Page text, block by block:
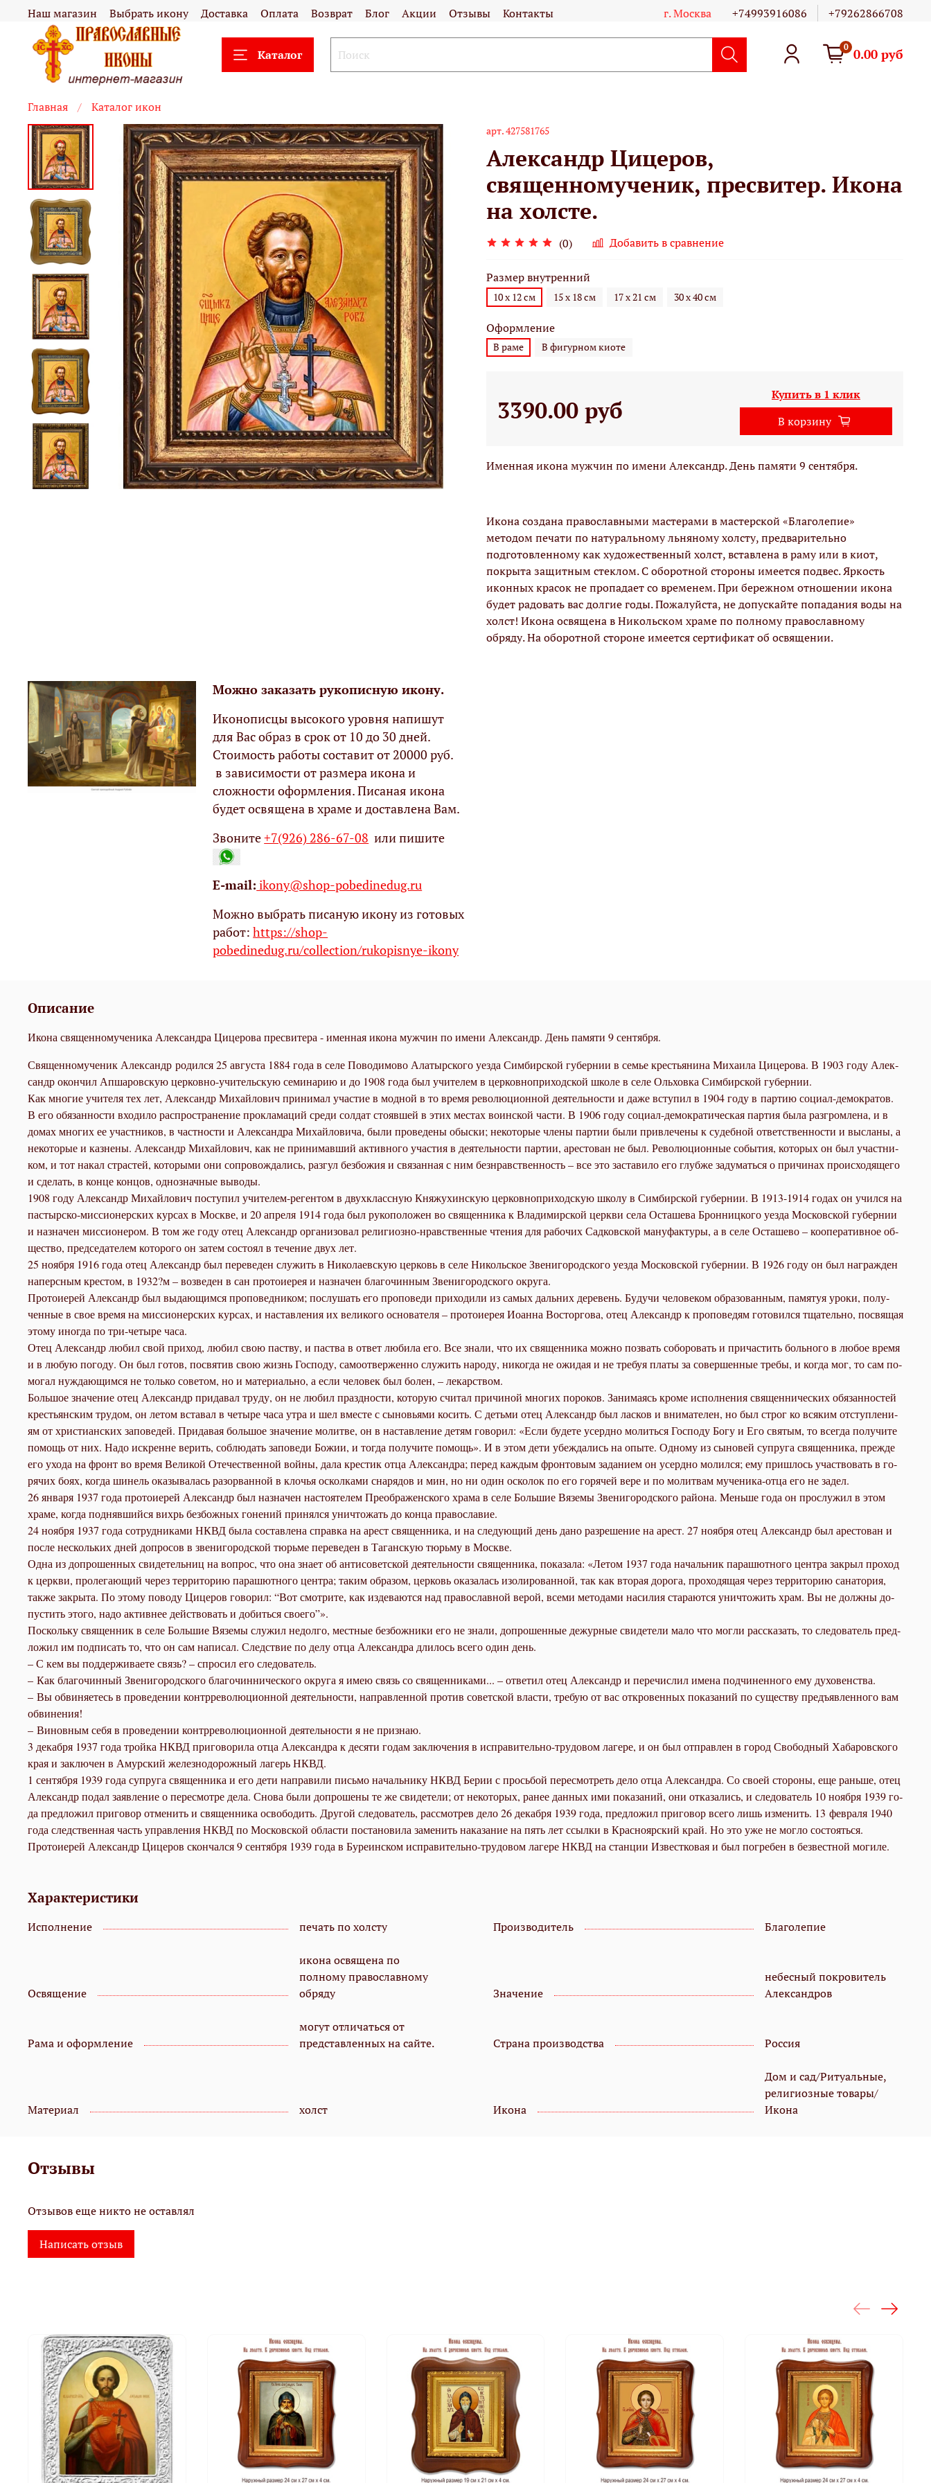
Наш магазин Выбрать икону Доставка Оплата Возврат Блог Акции Отзывы Контакты г. Москва +74993916086 +79262866708
Каталог
0 0.00 руб
Главная Каталог икон
арт.427581765
Александр Цицеров,
священномученик, пресвитер. Икона
на холсте.
(0) Добавить в сравнение
Размер внутренний
10 х 12 см 15 х 18 см 17 х 21 см 30 х 40 см
Оформление
В раме В фигурном киоте
3390.00 руб
Купить в 1 клик
В корзину
Именная икона мужчин по имени Александр. День памяти 9 сентября.
Икона создана православными мастерами в мастерской «Благолепие»
методом печати по натуральному льняному холсту, предварительно
подготовленному как художественный холст, вставлена в раму или в киот,
покрыта защитным стеклом. С оборотной стороны имеется подвес. Яркость
иконных красок не пропадает со временем. При бережном отношении икона
будет радовать вас долгие годы. Пожалуйста, не допускайте попадания воды на
холст! Икона освящена в Никольском храме по полному православному
обряду. На оборотной стороне имеется сертификат об освящении.
Можно заказать рукописную икону.
Иконописцы высокого уровня напишут
для Вас образ в срок от 10 до 30 дней.
Стоимость работы составит от 20000 руб.
в зависимости от размера икона и
сложности оформления. Писаная икона
будет освящена в храме и доставлена Вам.
Звоните+7(926) 286-67-08 или пишите
Е-mail: ikony@shop-pobedinedug.ru
Можно выбрать писаную икону из готовых
работ:https://shop-
pobedinedug.ru/collection/rukopisnye-ikony
Описание
Икона священномученика Александра Цицерова пресвитера - именная икона мужчин по имени Александр. День памяти 9 сентября.
Свя­щен­но­му­че­ник Алек­сандр ро­дил­ся 25 ав­гу­ста 1884 го­да в се­ле По­во­ди­мо­во Ала­тыр­ско­го уез­да Сим­бир­ской гу­бер­нии в се­мье кре­стья­ни­на Ми­ха­и­ла Ци­це­ро­ва. В 1903 го­ду Алек­
сандр окон­чил Ап­ша­ров­скую цер­ков­но-учи­тель­скую се­ми­на­рию и до 1908 го­да был учи­те­лем в цер­ков­но­при­ход­ской шко­ле в се­ле Оль­хов­ка Сим­бир­ской гу­бер­нии.
Как мно­гие учи­те­ля тех лет, Алек­сандр Ми­хай­ло­вич при­ни­мал уча­стие в мод­ной в то вре­мя ре­во­лю­ци­он­ной де­я­тель­но­сти и да­же всту­пил в 1904 го­ду в пар­тию со­ци­ал-де­мо­кра­тов.
В его обя­зан­но­сти вхо­ди­ло рас­про­стра­не­ние про­кла­ма­ций сре­ди сол­дат сто­яв­шей в этих ме­стах во­ин­ской ча­сти. В 1906 го­ду со­ци­ал-де­мо­кра­ти­че­ская пар­тия бы­ла раз­гром­ле­на, и в
до­мах мно­гих ее участ­ни­ков, в част­но­сти и Алек­сандра Ми­хай­ло­ви­ча, бы­ли про­ве­де­ны обыс­ки; неко­то­рые чле­ны пар­тии бы­ли при­вле­че­ны к су­деб­ной от­вет­ствен­но­сти и вы­сла­ны, а
неко­то­рые и каз­не­ны. Алек­сандр Ми­хай­ло­вич, как не при­ни­мав­ший ак­тив­но­го уча­стия в де­я­тель­но­сти пар­тии, аре­сто­ван не был. Ре­во­лю­ци­он­ные со­бы­тия, ко­то­рых он был участ­ни­
ком, и тот на­кал стра­стей, ко­то­ры­ми они со­про­вож­да­лись, раз­гул без­бо­жия и свя­зан­ная с ним без­нрав­ствен­ность – все это за­ста­ви­ло его глуб­же за­ду­мать­ся о при­чи­нах про­ис­хо­дя­ще­го
и сде­лать, в кон­це кон­цов, од­но­знач­ные вы­во­ды.
1908 го­ду Алек­сандр Ми­хай­ло­вич по­сту­пил учи­те­лем-ре­ген­том в двух­класс­ную Кня­жу­хин­скую цер­ков­но­при­ход­скую шко­лу в Сим­бир­ской гу­бер­нии. В 1913-1914 го­дах он учил­ся на
пас­тыр­ско-мис­си­о­нер­ских кур­сах в Москве, и 20 ап­ре­ля 1914 го­да был ру­ко­по­ло­жен во свя­щен­ни­ка к Вла­ди­мир­ской церк­ви се­ла Оста­ше­ва Брон­ниц­ко­го уез­да Мос­ков­ской гу­бер­нии
и на­зна­чен мис­си­о­не­ром. В том же го­ду отец Алек­сандр ор­га­ни­зо­вал ре­ли­ги­оз­но-нрав­ствен­ные чте­ния для ра­бо­чих Сад­ков­ской ма­ну­фак­ту­ры, а в се­ле Оста­ше­во – ко­опе­ра­тив­ное об­
ще­ство, пред­се­да­те­лем ко­то­ро­го он за­тем со­сто­ял в те­че­ние двух лет.
25 но­яб­ря 1916 го­да отец Алек­сандр был пе­ре­ве­ден слу­жить в Ни­ко­ла­ев­скую цер­ковь в се­ле Ни­коль­ское Зве­ни­го­род­ско­го уез­да Мос­ков­ской гу­бер­нии. В 1926 го­ду он был на­граж­ден
на­перс­ным кре­стом, в 1932?м – воз­ве­ден в сан про­то­и­е­рея и на­зна­чен бла­го­чин­ным Зве­ни­го­род­ско­го окру­га.
Про­то­и­е­рей Алек­сандр был вы­да­ю­щим­ся про­по­вед­ни­ком; по­слу­шать его про­по­ве­ди при­хо­ди­ли из са­мых даль­них де­ре­вень. Бу­дучи че­ло­ве­ком об­ра­зо­ван­ным, па­мя­туя уро­ки, по­лу­
чен­ные в свое вре­мя на мис­си­о­нер­ских кур­сах, и на­став­ле­ния их ве­ли­ко­го ос­но­ва­те­ля – про­то­и­е­рея Иоан­на Вос­тор­го­ва, отец Алек­сандр к про­по­ве­дям го­то­вил­ся тща­тель­но, по­свя­щая
это­му ино­гда по три-че­ты­ре ча­са.
Отец Алек­сандр лю­бил свой при­ход, лю­бил свою паст­ву, и паства в от­вет лю­би­ла его. Все зна­ли, что их свя­щен­ни­ка мож­но по­звать со­бо­ро­вать и при­ча­стить боль­но­го в лю­бое вре­мя
и в лю­бую по­го­ду. Он был го­тов, по­свя­тив свою жизнь Гос­по­ду, са­мо­от­вер­жен­но слу­жить на­ро­ду, ни­ко­гда не ожи­дая и не тре­буя пла­ты за со­вер­шен­ные тре­бы, и ко­гда мог, то сам по­
мо­гал нуж­да­ю­щим­ся не толь­ко со­ве­том, но и ма­те­ри­аль­но, а ес­ли че­ло­век был бо­лен, – ле­кар­ством.
Боль­шое зна­че­ние отец Алек­сандр при­да­вал тру­ду, он не лю­бил празд­но­сти, ко­то­рую счи­тал при­чи­ной мно­гих по­ро­ков. За­ни­ма­ясь кро­ме ис­пол­не­ния свя­щен­ни­че­ских обя­зан­но­стей
кре­стьян­ским тру­дом, он ле­том вста­вал в че­ты­ре ча­са утра и шел вме­сте с сы­но­вья­ми ко­сить. С детьми отец Алек­сандр был лас­ков и вни­ма­те­лен, но был строг ко вся­ким от­ступ­ле­ни­
ям от хри­сти­ан­ских за­по­ве­дей. При­да­вая боль­шое зна­че­ние мо­лит­ве, он в на­став­ле­ние де­тям го­во­рил: «Ес­ли бу­де­те усерд­но мо­лить­ся Гос­по­ду Бо­гу и Его свя­тым, то все­гда по­лу­чи­те
по­мощь от них. На­до ис­кренне ве­рить, со­блю­дать за­по­ве­ди Бо­жии, и то­гда по­лу­чи­те по­мощь». И в этом де­ти убеж­да­лись на опы­те. Од­но­му из сы­но­вей су­пру­га свя­щен­ни­ка, преж­де
его ухо­да на фронт во вре­мя Ве­ли­кой Оте­че­ствен­ной вой­ны, да­ла кре­стик от­ца Алек­сандра; пе­ред каж­дым фрон­то­вым за­да­ни­ем он усерд­но мо­лил­ся; ему при­шлось участ­во­вать в го­
ря­чих бо­ях, ко­гда ши­нель ока­зы­ва­лась разо­рван­ной в кло­чья оскол­ка­ми сна­ря­дов и мин, но ни один оско­лок по его го­ря­чей ве­ре и по мо­лит­вам му­че­ни­ка-от­ца его не за­дел.
26 ян­ва­ря 1937 го­да про­то­и­е­рей Алек­сандр был на­зна­чен на­сто­я­те­лем Пре­об­ра­жен­ско­го хра­ма в се­ле Боль­шие Вя­зе­мы Зве­ни­го­род­ско­го рай­о­на. Мень­ше го­да он про­слу­жил в этом
хра­ме, ко­гда под­няв­ший­ся вихрь без­бож­ных го­не­ний при­нял­ся уни­что­жать до кон­ца пра­во­сла­вие.
24 но­яб­ря 1937 го­да со­труд­ни­ка­ми НКВД бы­ла со­став­ле­на справ­ка на арест свя­щен­ни­ка, и на сле­ду­ю­щий день да­но раз­ре­ше­ние на арест. 27 но­яб­ря отец Алек­сандр был аре­сто­ван и
по­сле несколь­ких дней до­про­сов в зве­ни­го­род­ской тюрь­ме пе­ре­ве­ден в Та­ган­скую тюрь­му в Москве.
Од­на из до­про­шен­ных сви­де­тель­ниц на во­прос, что она зна­ет об ан­ти­со­вет­ской де­я­тель­но­сти свя­щен­ни­ка, по­ка­за­ла: «Ле­том 1937 го­да на­чаль­ник па­ра­шют­но­го цен­тра за­крыл про­ход
к церк­ви, про­ле­га­ю­щий через тер­ри­то­рию па­ра­шют­но­го цен­тра; та­ким об­ра­зом, цер­ковь ока­за­лась изо­ли­ро­ван­ной, так как вто­рая до­ро­га, про­хо­дя­щая через тер­ри­то­рию са­на­то­рия,
так­же за­кры­та. По это­му по­во­ду Ци­це­ров го­во­рил: “Вот смот­ри­те, как из­де­ва­ют­ся над пра­во­слав­ной ве­рой, все­ми ме­то­да­ми на­си­лия ста­ра­ют­ся уни­что­жить храм. Вы не долж­ны до­
пу­стить это­го, на­до ак­тив­нее дей­ство­вать и до­бить­ся сво­е­го”».
По­сколь­ку свя­щен­ник в се­ле Боль­шие Вя­зе­мы слу­жил недол­го, мест­ные без­бож­ни­ки его не зна­ли, до­про­шен­ные де­жур­ные сви­де­те­ли ма­ло что мог­ли рас­ска­зать, то сле­до­ва­тель пред­
ло­жил им под­пи­сать то, что он сам на­пи­сал. След­ствие по де­лу от­ца Алек­сандра дли­лось все­го один день.
– С кем вы под­дер­жи­ва­е­те связь? – спро­сил его сле­до­ва­тель.
– Как бла­го­чин­ный Зве­ни­го­род­ско­го бла­го­чин­ни­че­ско­го окру­га я имею связь со свя­щен­ни­ка­ми... – от­ве­тил отец Алек­сандр и пе­ре­чис­лил име­на под­чи­нен­но­го ему ду­хо­вен­ства.
– Вы об­ви­ня­е­тесь в про­ве­де­нии контр­ре­во­лю­ци­он­ной де­я­тель­но­сти, на­прав­лен­ной про­тив со­вет­ской вла­сти, тре­бую от вас от­кро­вен­ных по­ка­за­ний по су­ще­ству предъ­яв­лен­но­го вам
об­ви­не­ния!
– Ви­нов­ным се­бя в про­ве­де­нии контр­ре­во­лю­ци­он­ной де­я­тель­но­сти я не при­знаю.
3 де­каб­ря 1937 го­да трой­ка НКВД при­го­во­ри­ла от­ца Алек­сандра к де­ся­ти го­дам за­клю­че­ния в ис­пра­ви­тель­но-тру­до­вом ла­ге­ре, и он был от­прав­лен в го­род Сво­бод­ный Ха­ба­ров­ско­го
края и за­клю­чен в Амур­ский же­лез­но­до­рож­ный ла­герь НКВД.
1 сен­тяб­ря 1939 го­да су­пру­га свя­щен­ни­ка и его де­ти на­пра­ви­ли пись­мо на­чаль­ни­ку НКВД Бе­рии с прось­бой пе­ре­смот­реть де­ло от­ца Алек­сандра. Со сво­ей сто­ро­ны, еще рань­ше, отец
Алек­сандр по­дал за­яв­ле­ние о пе­ре­смот­ре де­ла. Сно­ва бы­ли до­про­ше­ны те же сви­де­те­ли; от неко­то­рых, ра­нее дан­ных ими по­ка­за­ний, они от­ка­за­лись, и сле­до­ва­тель 10 но­яб­ря 1939 го­
да пред­ло­жил при­го­вор от­ме­нить и свя­щен­ни­ка осво­бо­дить. Дру­гой сле­до­ва­тель, рас­смот­рев де­ло 26 де­каб­ря 1939 го­да, пред­ло­жил при­го­вор все­го лишь из­ме­нить. 13 фев­ра­ля 1940
го­да след­ствен­ная часть управ­ле­ния НКВД по Мос­ков­ской об­ла­сти по­ста­но­ви­ла за­ме­нить на­ка­за­ние на пять лет ссыл­ки в Крас­но­яр­ский край. Но это уже не мог­ло со­сто­ять­ся.
Про­то­и­е­рей Алек­сандр Ци­це­ров скон­чал­ся 9 сен­тяб­ря 1939 го­да в Бу­ре­ин­ском ис­пра­ви­тель­но-тру­до­вом ла­ге­ре НКВД на стан­ции Из­вест­ко­вая и был по­гре­бен в без­вест­ной мо­ги­ле.
Характеристики
Исполнение печать по холсту Производитель Благолепие
Освящение
икона освящена по
полному православному
обряду
Значение
небесный покровитель
Александров
Рама и оформление
могут отличаться от
представленных на сайте.
Страна производства Россия
Материал холст Икона
Дом и сад/Ритуальные,
религиозные товары/
Икона
Отзывы
Отзывов еще никто не оставлял
Написать отзыв